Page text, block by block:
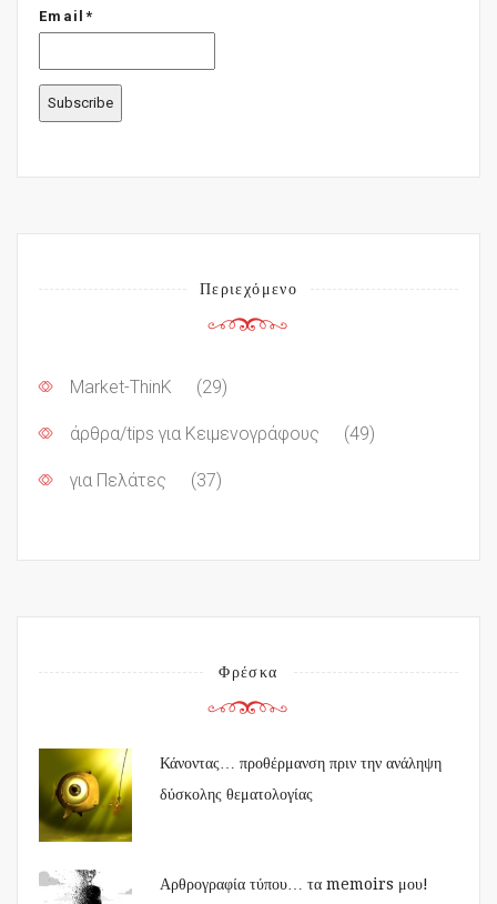
Email*
Περιεχόμενο
Market-ThinK (29)
άρθρα/tips για Κειμενογράφους (49)
για Πελάτες (37)
Φρέσκα
Κάνοντας… προθέρμανση πριν την ανάληψη
δύσκολης θεματολογίας
Αρθρογραφία τύπου… τα memoirs μου!